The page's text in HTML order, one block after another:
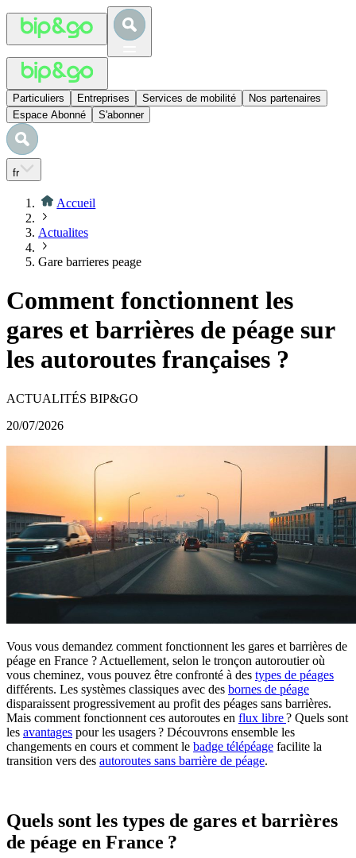
Particuliers Entreprises Services de mobilité
Nos partenaires
Espace Abonné
S'abonner
fr
Accueil
Actualites
Gare barrieres peage
Comment fonctionnent les
gares et barrières de péage sur
les autoroutes françaises ?
ACTUALITÉS BIP&GO
20/07/2026
Vous vous demandez comment fonctionnent les gares et barrières de
péage en France ? Actuellement, selon le tronçon autoroutier où
vous cheminez, vous pouvez être confronté à des types de péages
différents. Les systèmes classiques avec des bornes de péage
disparaissent progressivement au profit des péages sans barrières.
Mais comment fonctionnent ces autoroutes en flux libre? Quels sont
les avantages pour les usagers ? Découvrons ensemble les
changements en cours et comment le badge télépéage facilite la
transition vers des autoroutes sans barrière de péage.
Quels sont les types de gares et barrières
de péage en France ?